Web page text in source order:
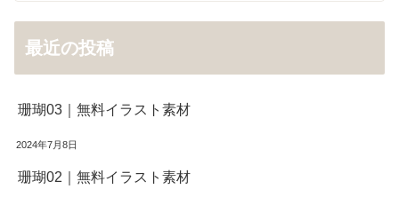
最近の投稿
珊瑚03｜無料イラスト素材
2024年7月8日
珊瑚02｜無料イラスト素材